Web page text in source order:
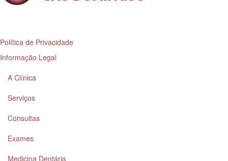
Política de Privacidade
Informação Legal
A Clínica
Serviços
Consultas
Exames
Medicina Dentária